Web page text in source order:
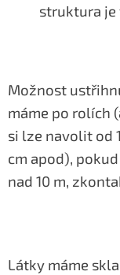
struktura
Možnost
máme po rolích
si lze navolit od
cm apod),
nad 10 m,
Látky máme